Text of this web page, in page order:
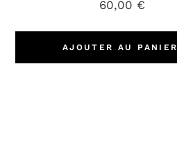
60,00 €
AJOUTER AU PANIER